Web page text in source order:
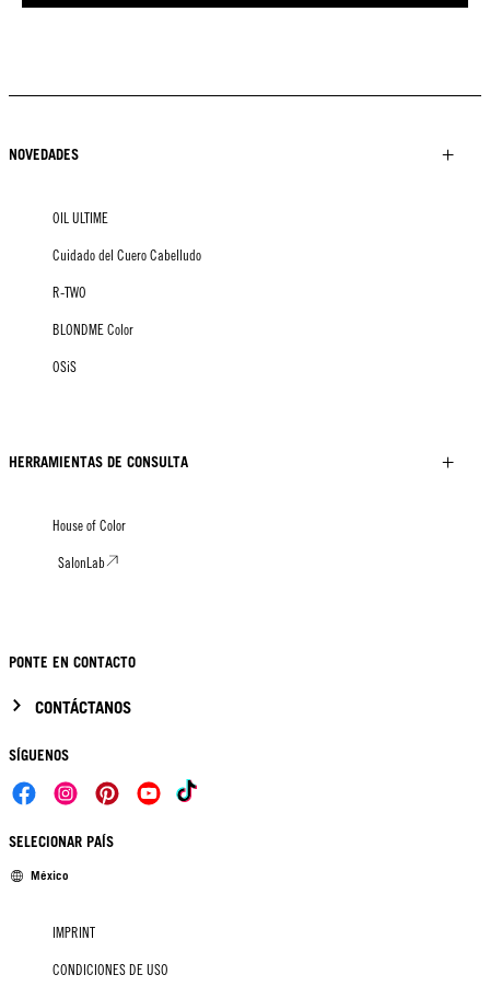
NOVEDADES
OIL ULTIME
Cuidado del Cuero Cabelludo
R-TWO
BLONDME Color
OSiS
HERRAMIENTAS DE CONSULTA
House of Color
SalonLab
PONTE EN CONTACTO
CONTÁCTANOS
SÍGUENOS
SELECIONAR PAÍS
México
IMPRINT
CONDICIONES DE USO